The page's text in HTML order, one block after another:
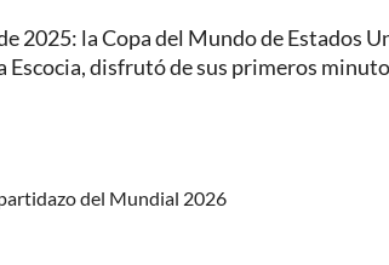
2025: la Copa del Mundo de Estados
disfrutó de sus primeros
del Mundial 2026